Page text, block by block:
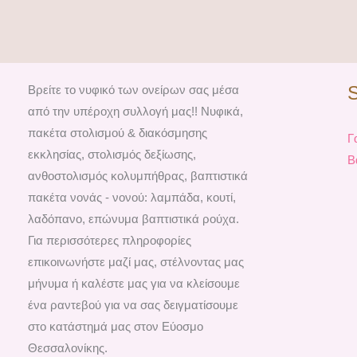
Βρείτε το νυφικό των ονείρων σας μέσα
από την υπέροχη συλλογή μας!! Νυφικά,
πακέτα στολισμού & διακόσμησης
εκκλησίας, στολισμός δεξίωσης,
ανθοστολισμός κολυμπήθρας, βαπτιστικά
πακέτα νονάς - νονού: λαμπάδα, κουτί,
λαδόπανο, επώνυμα βαπτιστικά ρούχα.
Για περισσότερες πληροφορίες
επικοινωνήστε μαζί μας, στέλνοντας μας
μήνυμα ή καλέστε μας για να κλείσουμε
ένα ραντεβού για να σας δειγματίσουμε
στο κατάστημά μας στον Εύοσμο
Θεσσαλονίκης.